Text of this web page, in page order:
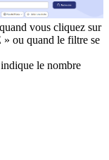
vous cliquez sur
ou quand le filtre se
le nombre